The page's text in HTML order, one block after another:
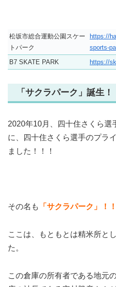
松坂市総合運動公園スケー
トパーク
https://
sports-
B7 SKATE PARK
https://
「サクラパーク」誕生！
2020年10月、四十住さくら選
に、四十住さくら選手のプラ
ました！！！
その名も 「サクラパーク」！
ここは、もともとは精米所と
た。
この倉庫の所有者である地元